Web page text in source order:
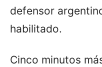
defensor
habilitado.
Cinco minutos